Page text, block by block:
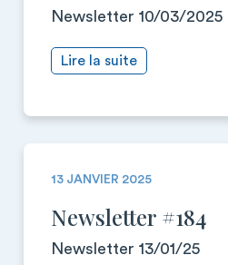
Newsletter 10/03/2025
Lire la suite
13 JANVIER 2025
Newsletter #184
Newsletter 13/01/25